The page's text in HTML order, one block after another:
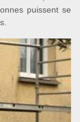
puissent se